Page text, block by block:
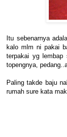
Itu sebenarnya
kalo mlm ni pakai
terpakai yg lembap
topengnya,
Paling takde baju
rumah sure kata